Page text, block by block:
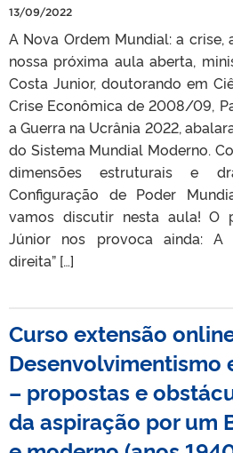
13/09/2022
A Nova Ordem Mundial: a crise,
nossa próxima aula aberta,
Costa Junior, doutorando em
Crise Econômica de 2008/09,
a Guerra na Ucrânia 2022,
do Sistema Mundial Moderno.
dimensões estruturais e
Configuração de Poder
vamos discutir nesta aula! O
Júnior nos provoca ainda: A
direita” […]
Curso extensão
Desenvolvimentismo
– propostas e
da aspiração por um